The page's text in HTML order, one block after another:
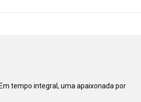
tempo integral, uma apaixonada por